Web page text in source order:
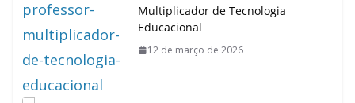
Multiplicador de Tecnologia
Educacional
12 de março de 2026